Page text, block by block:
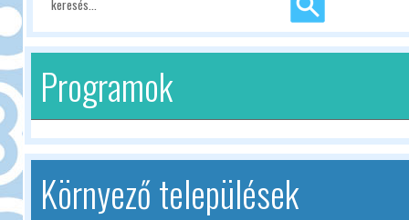
Programok
Környező települések